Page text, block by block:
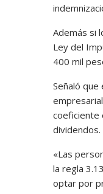
Además si
Ley del
400 mil
Señaló
coeficiente
dividendos.
«Las
la regla
optar por